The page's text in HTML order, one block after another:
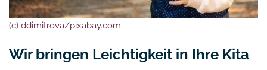
(c) ddimitrova/pixabay.com
Wir bringen Leichtigkeit in Ihre Kita